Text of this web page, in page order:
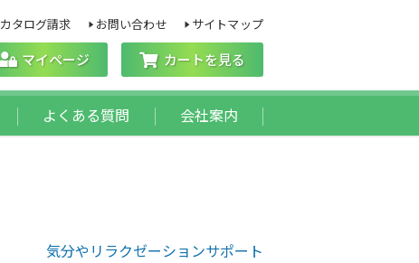
マイページ カートを見る
よくある質問 会社案内
カタログ請求 お問い合わせ サイトマップ
気分やリラクゼーションサポート